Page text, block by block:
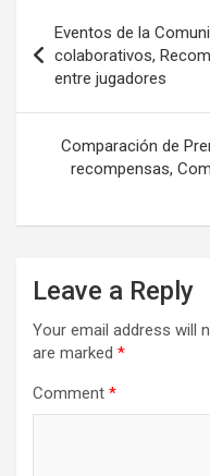
navigation
Eventos de la
colaborativos,
entre jugadores
Comparación de
recompensas,
Leave a Reply
Your email address will
are marked *
Comment *